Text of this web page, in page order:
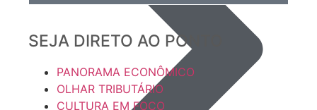
SEJA DIRETO AO PONTO
PANORAMA ECONÔMICO
OLHAR TRIBUTÁRIO
CULTURA EM FOCO